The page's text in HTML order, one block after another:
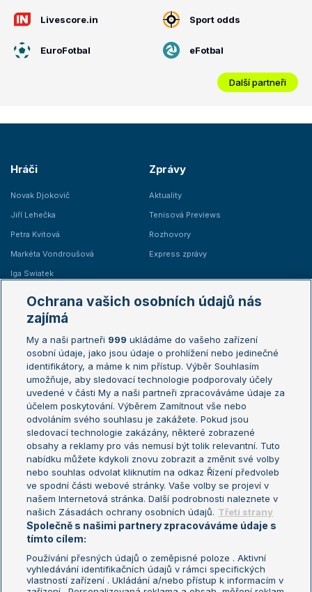
Livescore.in Sport odds
EuroFotbal eFotbal
Další partneři
Hráči
Novak Djokovič
Jiří Lehečka
Petra Kvitová
Markéta Vondroušová
Iga Swiatek
Zprávy
Aktuality
Tenisová Previews
Rozhovory
Express zprávy
Žebříčky
Žebříček ATP (muži)
Žebříček WTA (ženy)
Sázkařský žebříček
Australian Open
French Open
Wimbledon
US Open
Turnaj mistrů
Turnaj mistryň
Aktualní trendy
Fotbalové přestupy
Livesport Daily
LS Prague Open
Podmínky užití
Nastavení soukromí
Ochrana vašich osobních údajů nás
zajímá
My a naši partneři 999 ukládáme do vašeho zařízení
osobní údaje, jako jsou údaje o prohlížení nebo jedinečné
identifikátory, a máme k nim přístup. Výběr Souhlasím
umožňuje, aby sledovací technologie podporovaly účely
uvedené v části My a naši partneři zpracováváme údaje za
účelem poskytování. Výběrem Zamítnout vše nebo
odvoláním svého souhlasu je zakážete. Pokud jsou
sledovací technologie zakázány, některé zobrazené
obsahy a reklamy pro vás nemusí být tolik relevantní. Tuto
nabídku můžete kdykoli znovu zobrazit a změnit své volby
nebo souhlas odvolat kliknutím na odkaz Řízení předvoleb
ve spodní části webové stránky. Vaše volby se projeví v
našem Internetová stránka. Další podrobnosti naleznete v
našich Zásadách ochrany osobních údajů. Třetí strany
Společně s našimi partnery zpracováváme údaje s
tímto cílem:
Používání přesných údajů o zeměpisné poloze . Aktivní
vyhledávání identifikačních údajů v rámci specifických
vlastností zařízení . Ukládání a/nebo přístup k informacím v